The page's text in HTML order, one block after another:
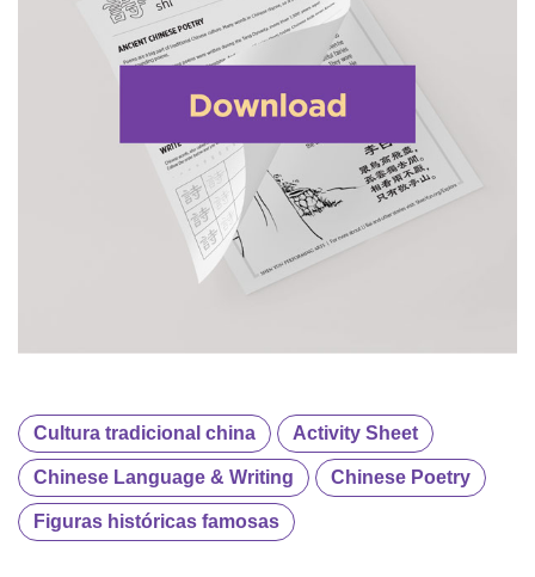
Cultura tradicional china Activity Sheet
Chinese Language & Writing Chinese Poetry
Figuras históricas famosas